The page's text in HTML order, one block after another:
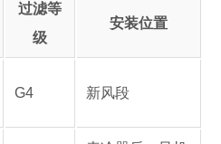
过滤等
级
安装位置
G4 新风段